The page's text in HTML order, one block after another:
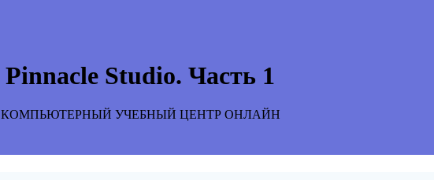
Pinnacle Studio. Часть 1
КОМПЬЮТЕРНЫЙ УЧЕБНЫЙ ЦЕНТР ОНЛАЙН